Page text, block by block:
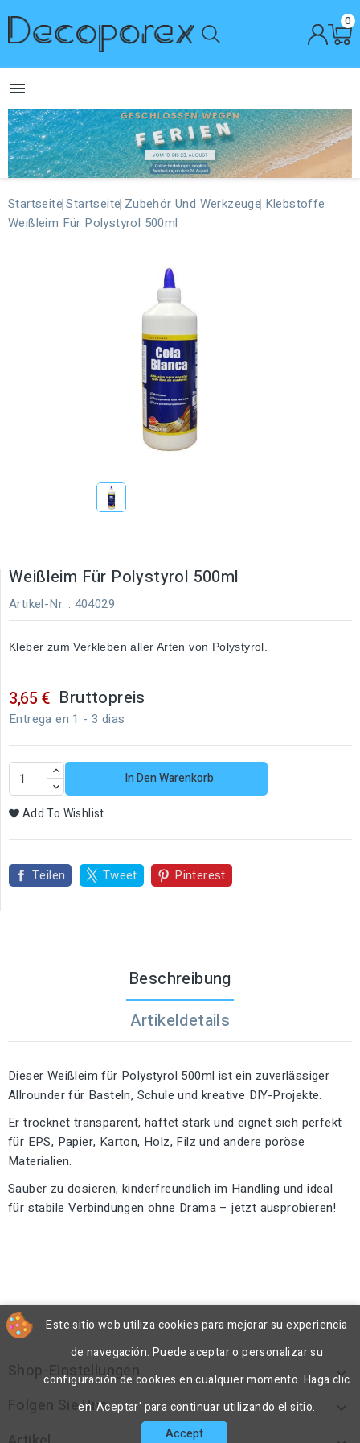
0

Startseite Startseite Zubehör Und Werkzeuge Klebstoffe
Weißleim Für Polystyrol 500ml
Weißleim Für Polystyrol 500ml
Artikel-Nr. : 404029
Kleber zum Verkleben aller Arten von Polystyrol.
3,65 € Bruttopreis
Entrega en 1 - 3 dias
In Den Warenkorb
Add To Wishlist
Teilen Tweet Pinterest
Beschreibung
Artikeldetails
Dieser Weißleim für Polystyrol 500ml ist ein zuverlässiger
Allrounder für Basteln, Schule und kreative DIY-Projekte.
Er trocknet transparent, haftet stark und eignet sich perfekt
für EPS, Papier, Karton, Holz, Filz und andere poröse
Materialien.
Sauber zu dosieren, kinderfreundlich im Handling und ideal
für stabile Verbindungen ohne Drama – jetzt ausprobieren!
Shop-Einstellungen 
Folgen Sie Uns 
Este sitio web utiliza cookies para mejorar su experiencia
de navegación. Puede aceptar o personalizar su
configuración de cookies en cualquier momento. Haga clic
en 'Aceptar' para continuar utilizando el sitio.
Accept